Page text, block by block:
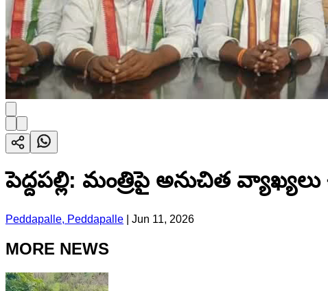
పెద్దపల్లి: మంత్రిపై అనుచిత
Peddapalle, Peddapalle Jun 11, 2026
MORE NEWS